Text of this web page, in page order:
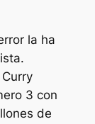
la ha
3 con
de